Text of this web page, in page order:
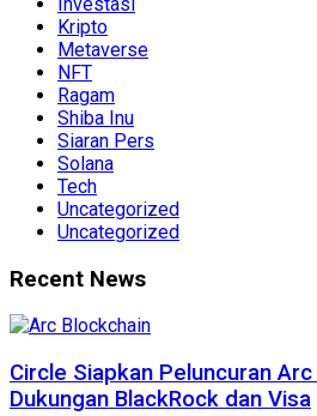
Kripto
Metaverse
NFT
Ragam
Shiba Inu
Siaran Pers
Solana
Tech
Uncategorized
Uncategorized
Recent News
Circle Siapkan Peluncuran
Dukungan BlackRock dan Visa